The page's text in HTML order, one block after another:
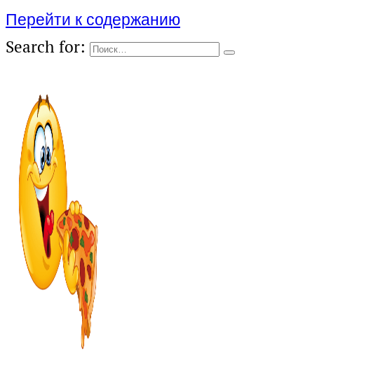
Перейти к содержанию
Search for: